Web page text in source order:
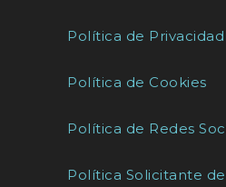
Política de Privacidad
Política de Cookies
Política de Redes
Política Solicitante